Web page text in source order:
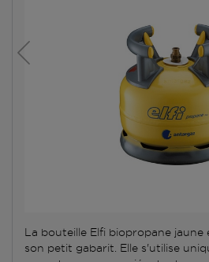
La bouteille Elfi biopropane
son petit gabarit. Elle s'utilise